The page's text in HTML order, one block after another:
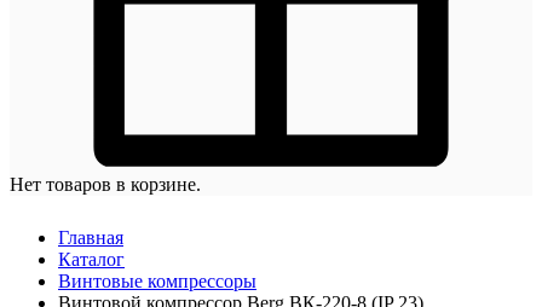
Нет товаров в корзине.
Главная
Каталог
Винтовые компрессоры